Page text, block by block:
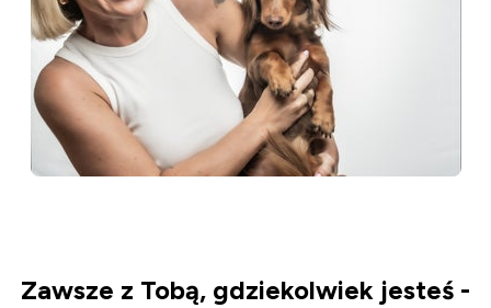
Zawsze z Tobą, gdziekolwiek jesteś -